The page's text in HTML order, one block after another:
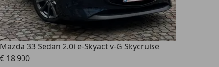
Mazda 33 Sedan 2.0i e-Skyactiv-G Skycruise
€ 18 900